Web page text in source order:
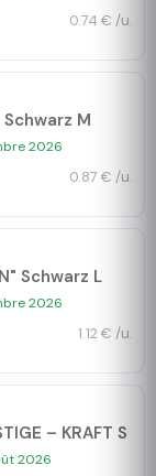
0.74 € /u.
M
2026
0.87 € /u.
Schwarz L
2026
1.12 € /u.
– KRAFT S
2026